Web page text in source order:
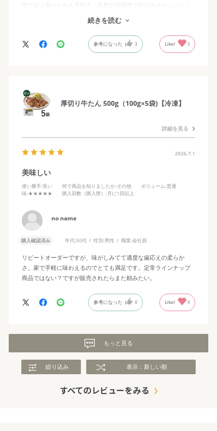
理ですぐ食べられる手軽さ、抜群の信頼度で安心のネームバリュ
ー、安定の美味しさで、大変喜ばれました。ありがとうございま
続きを読む
参考になった 3 Like! 2
厚切り牛たん 500g（100g×5袋)【冷凍】
詳細を見る
2026.7.1
美味しい
使い勝手:良い 何で商品を知りましたか:その他 ボリューム:普通
味:★★★★★ 購入回数（購入歴） :月に1回以上
no name
購入確認済み 年代:50代 性別:男性 職業:会社員
リピートオーダーですが、味がしみてて適度な歯応えの柔らか
さ。家で手軽に味わえるのでとても満足です。定常ラインナップ
商品ではない？ですが販売されたらまた頼みたい。
参考になった 0 Like! 0
もっと見る
絞り込み 表示：新しい順
すべてのレビューをみる